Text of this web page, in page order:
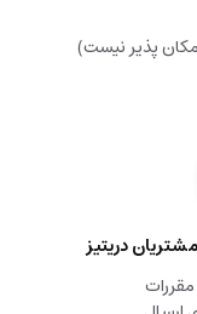
دریتیز